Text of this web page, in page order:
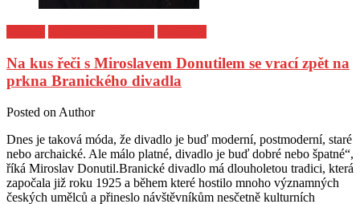
Na kus řeči s Miroslavem Donutilem se vrací zpět na
prkna Branického divadla
Posted on Author
Dnes je taková móda, že divadlo je buď moderní, postmoderní, staré
nebo archaické. Ale málo platné, divadlo je buď dobré nebo špatné“,
říká Miroslav Donutil.Branické divadlo má dlouholetou tradici, která
započala již roku 1925 a během které hostilo mnoho významných
českých umělců a přineslo návštěvníkům nesčetně kulturních